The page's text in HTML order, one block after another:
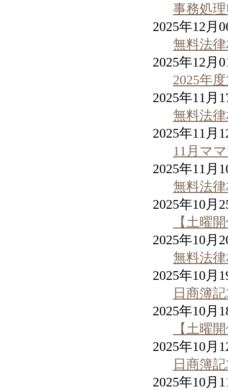
事務処
2025年12月
無料法
2025年12月
2025年
2025年11月
無料法
2025年11月
11月マ
2025年11月
無料法
2025年10月
【土曜
2025年10月
無料法
2025年10月
日商簿
2025年10月
【土曜
2025年10月
日商簿
2025年10月